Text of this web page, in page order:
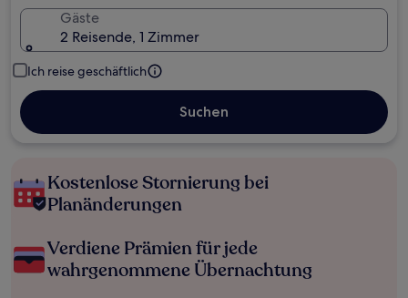
Gäste
2 Reisende, 1 Zimmer
Ich reise geschäftlich
Suchen
Kostenlose Stornierung bei
Planänderungen
Verdiene Prämien für jede
wahrgenommene Übernachtung